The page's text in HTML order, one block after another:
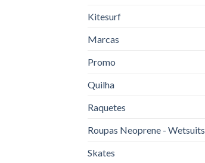
Kitesurf
Marcas
Promo
Quilha
Raquetes
Roupas Neoprene - Wetsuits
Skates